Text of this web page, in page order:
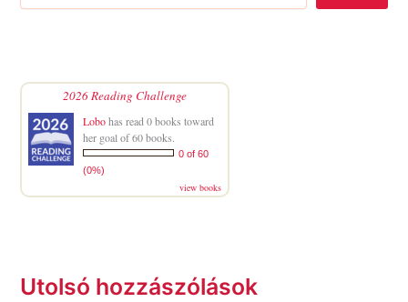
2026 Reading Challenge
Lobohas read 0 books toward
her goal of 60 books.
0 of 60
(0%)
view books
Utolsó hozzászólások